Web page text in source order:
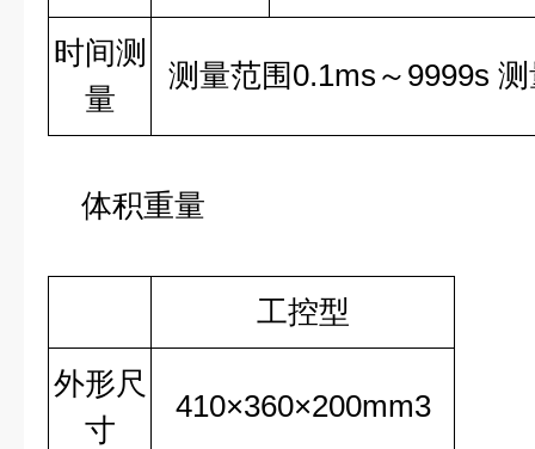
时间测
量
测量范围0.1ms～9999s
体积重量
工控型
外形尺
寸
410×360×200mm3